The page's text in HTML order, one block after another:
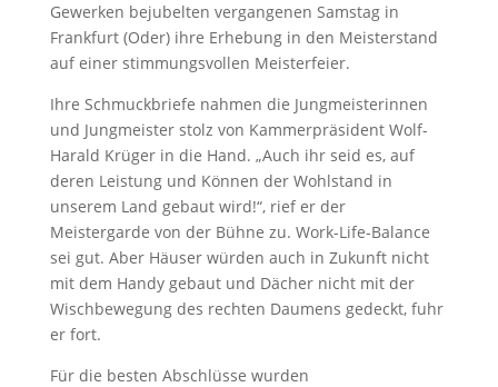
Gewerken bejubelten vergangenen Samstag in
Frankfurt (Oder) ihre Erhebung in den Meisterstand
auf einer stimmungsvollen Meisterfeier.
Ihre Schmuckbriefe nahmen die Jungmeisterinnen
und Jungmeister stolz von Kammerpräsident Wolf-
Harald Krüger in die Hand. „Auch ihr seid es, auf
deren Leistung und Können der Wohlstand in
unserem Land gebaut wird!“, rief er der
Meistergarde von der Bühne zu. Work-Life-Balance
sei gut. Aber Häuser würden auch in Zukunft nicht
mit dem Handy gebaut und Dächer nicht mit der
Wischbewegung des rechten Daumens gedeckt, fuhr
er fort.
Für die besten Abschlüsse wurden